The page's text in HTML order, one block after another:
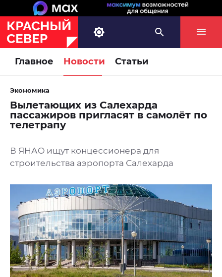
Главное Новости Статьи
Экономика
Вылетающих из Салехарда
пассажиров пригласят в самолёт по
телетрапу
В ЯНАО ищут концессионера для
строительства аэропорта Салехарда